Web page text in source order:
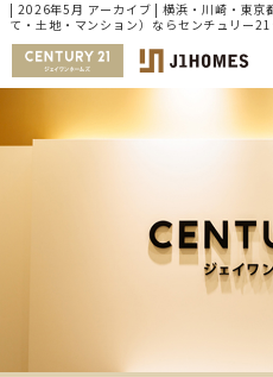
| 2026年5月 アーカイブ | 横浜・川崎・東京
て・土地・マンション）ならセンチュリー